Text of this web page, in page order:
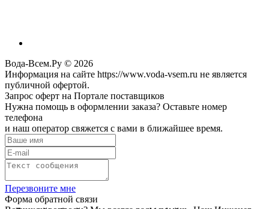
Вода-Всем.Ру © 2026
Информация на сайте https://www.voda-vsem.ru не является
публичной офертой.
Запрос оферт на Портале поставщиков
Нужна помощь в оформлении заказа? Оставьте номер
телефона
и наш оператор свяжется с вами в ближайшее время.
Перезвоните мне
Форма обратной связи